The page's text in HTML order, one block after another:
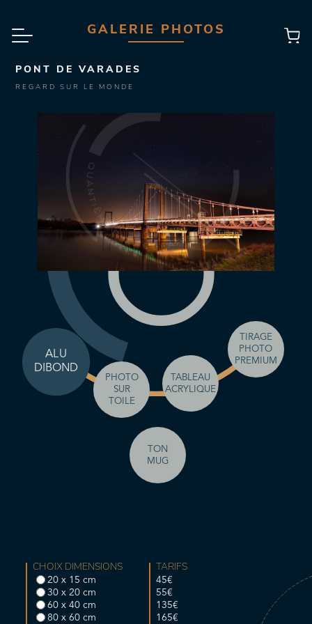
GALERIE PHOTOS
PONT DE VARADES
REGARD SUR LE MONDE
ALU
DIBOND
PHOTO
SUR
TOILE
TABLEAU
ACRYLIQUE
TIRAGE
PHOTO
PREMIUM
TON
MUG
CHOIX DIMENSIONS
20 x 15 cm
30 x 20 cm
60 x 40 cm
80 x 60 cm
TARIFS
45€
55€
135€
165€